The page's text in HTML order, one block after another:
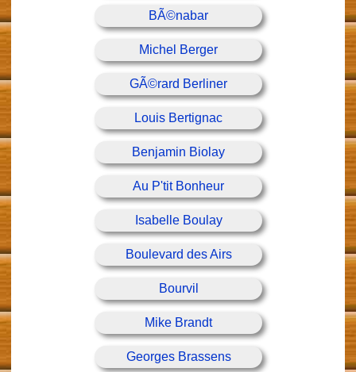
BÃ©nabar
Michel Berger
GÃ©rard Berliner
Louis Bertignac
Benjamin Biolay
Au P'tit Bonheur
Isabelle Boulay
Boulevard des Airs
Bourvil
Mike Brandt
Georges Brassens